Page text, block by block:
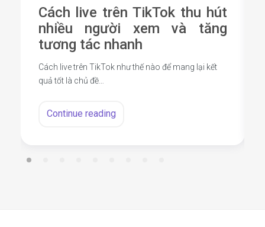
Cách live trên TikTok thu hút
nhiều người xem và tăng
tương tác nhanh
Cách live trên TikTok như thế nào để mang lại kết
quả tốt là chủ đề…
Continue reading